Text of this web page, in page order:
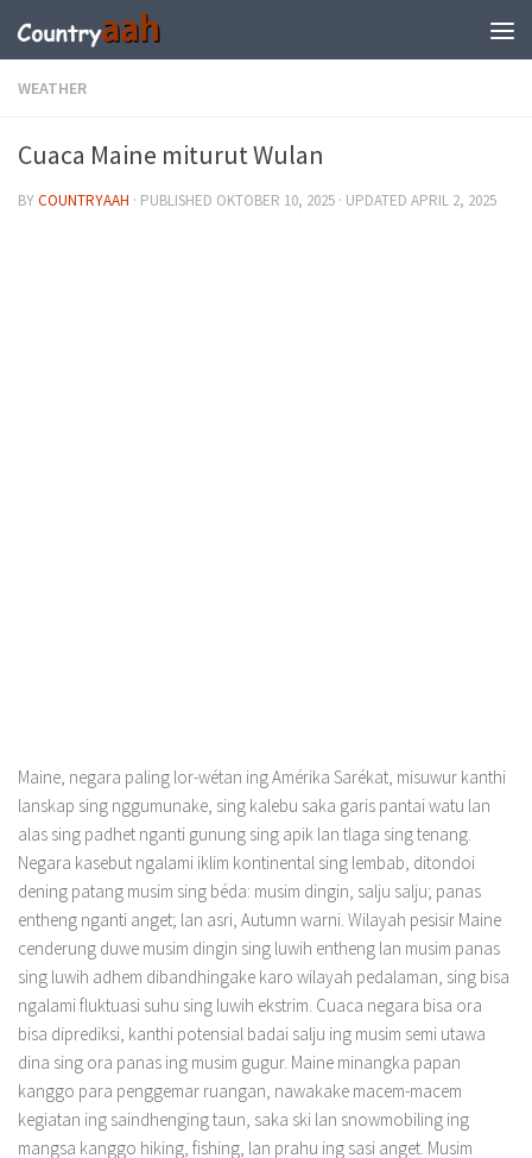
WEATHER
Cuaca Maine miturut Wulan
BYCOUNTRYAAH · PUBLISHED OKTOBER 10, 2025 · UPDATED APRIL 2, 2025
Maine, negara paling lor-wétan ing Amérika Sarékat, misuwur kanthi
lanskap sing nggumunake, sing kalebu saka garis pantai watu lan
alas sing padhet nganti gunung sing apik lan tlaga sing tenang.
Negara kasebut ngalami iklim kontinental sing lembab, ditondoi
dening patang musim sing béda: musim dingin, salju salju; panas
entheng nganti anget; lan asri, Autumn warni. Wilayah pesisir Maine
cenderung duwe musim dingin sing luwih entheng lan musim panas
sing luwih adhem dibandhingake karo wilayah pedalaman, sing bisa
ngalami fluktuasi suhu sing luwih ekstrim. Cuaca negara bisa ora
bisa diprediksi, kanthi potensial badai salju ing musim semi utawa
dina sing ora panas ing musim gugur. Maine minangka papan
kanggo para penggemar ruangan, nawakake macem-macem
kegiatan ing saindhenging taun, saka ski lan snowmobiling ing
mangsa kanggo hiking, fishing, lan prahu ing sasi anget. Musim